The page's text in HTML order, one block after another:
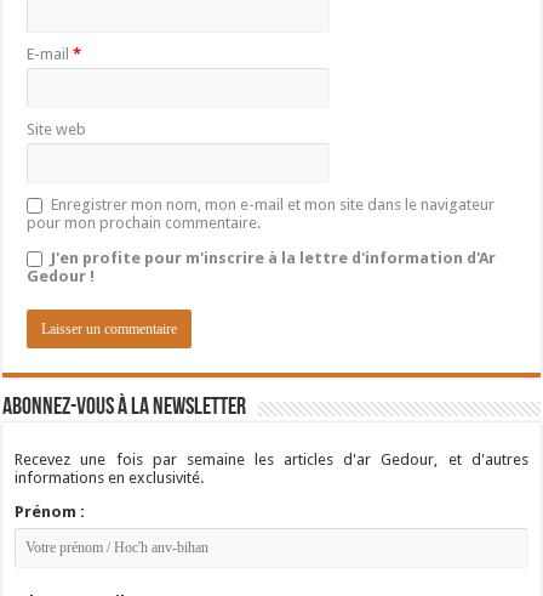
E-mail*
Site web
Enregistrer mon nom, mon e-mail et mon site dans le navigateur
pour mon prochain commentaire.
J'en profite pour m'inscrire à la lettre d'information d'Ar
Gedour !
Abonnez-vous à la newsletter
Recevez une fois par semaine les articles d'ar Gedour, et d'autres
informations en exclusivité.
Prénom :